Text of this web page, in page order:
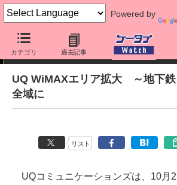
Powered by
カテゴリ 過去記事
ニュース
UQ WiMAXエリア拡大 ～地下鉄
全域に
リスト
UQコミュニケーションズは、10月